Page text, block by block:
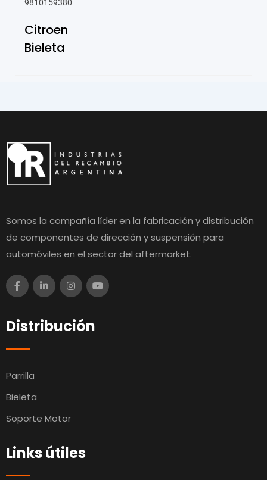
9810159380
Citroen
Bieleta
Somos la compañía líder en la fabricación y distribución
de componentes de dirección y suspensión para
automóviles en el sector del aftermarket.
Distribución
Parrilla
Bieleta
Soporte Motor
Links útiles